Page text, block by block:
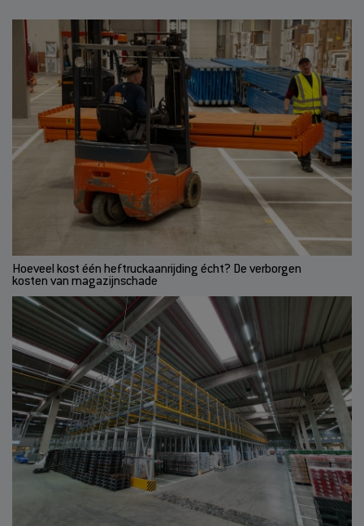
Hoeveel kost één heftruckaanrijding écht? De verborgen
kosten van magazijnschade